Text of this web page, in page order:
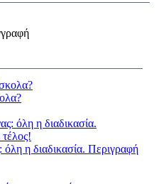
η διαδικασία. Περιγραφή